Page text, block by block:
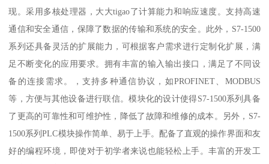
现。采用多核处理器，大大tigao了计算能力和响应速度。支持高速
通信和安全通信，保障了数据的传输和系统的安全。此外，S7-1500
系列还具备灵活的扩展能力，可根据客户需求进行定制化扩展，满
足不断变化的应用要求。拥有丰富的输入输出接口，满足了不同设
备的连接需求。，支持多种通信协议，如PROFINET、MODBUS
等，方便与其他设备进行联信。模块化的设计使得S7-1500系列具备
了更高的可靠性和可维护性，降低了故障和维修的成本。另外，S7-
1500系列PLC模块操作简单、易于上手。配备了直观的操作界面和友
好的编程环境，即使对于初学者来说也能轻松上手。丰富的开发工